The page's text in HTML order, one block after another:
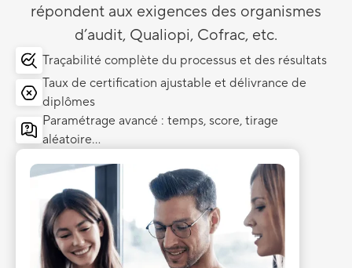
répondent aux exigences des organismes
d’audit, Qualiopi, Cofrac, etc.
Traçabilité complète du processus et des résultats
Taux de certification ajustable et délivrance de
diplômes
Paramétrage avancé : temps, score, tirage
aléatoire...